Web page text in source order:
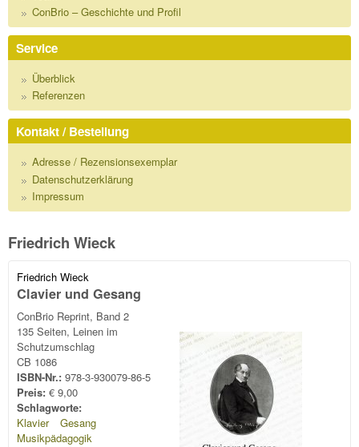
ConBrio – Geschichte und Profil
Service
Überblick
Referenzen
Kontakt / Bestellung
Adresse / Rezensionsexemplar
Datenschutzerklärung
Impressum
Friedrich Wieck
Friedrich Wieck
Clavier und Gesang
ConBrio Reprint, Band 2
135 Seiten, Leinen im
Schutzumschlag
CB 1086
ISBN-Nr.: 978-3-930079-86-5
Preis: € 9,00
Schlagworte:
Klavier
Gesang
Musikpädagogik